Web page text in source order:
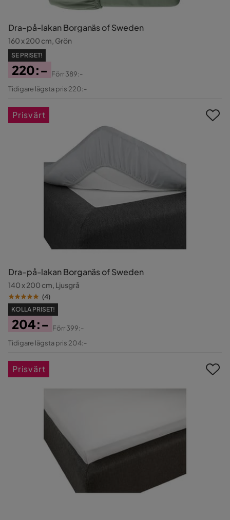
Dra-på-lakan Borganäs of Sweden
160 x 200 cm, Grön
SE PRISET!
Pris
220:-
Original
Förr389:-
Tidigare lägsta pris 220:-
Dra-på-lakan Borganäs of Sweden
140 x 200 cm, Ljusgrå
(4)
KOLLA PRISET!
Pris
204:-
Original
Förr399:-
Tidigare lägsta pris 204:-
Prisvärt
Prisvärt